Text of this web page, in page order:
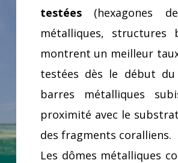
testées(hexagones
métalliques,
montrent un meilleur
testées dès le début
barres métalliques
proximité avec le
des fragments coralliens.
Les dômes métalliques